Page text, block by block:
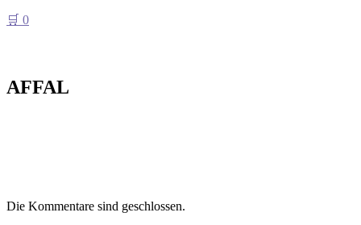
🛒 0
AFFAL
Die Kommentare sind geschlossen.